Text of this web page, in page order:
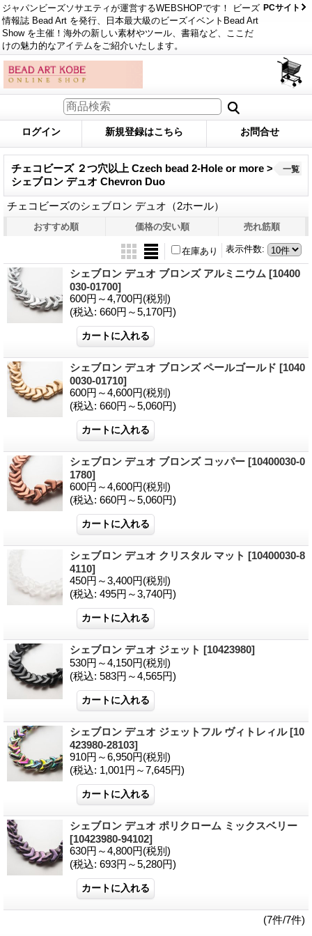
ジャパンビーズソサエティが運営するWEBSHOPです！ ビーズ
情報誌 Bead Art を発行、日本最大級のビーズイベントBead Art
Show を主催！海外の新しい素材やツール、書籍など、ここだ
けの魅力的なアイテムをご紹介いたします。
PCサイト
ログイン 新規登録はこちら お問合せ
チェコビーズ ２つ穴以上 Czech bead 2-Hole or more >
シェブロン デュオ Chevron Duo
チェコビーズのシェブロン デュオ（2ホール）
一覧
おすすめ順 価格の安い順 売れ筋順
表示件数:
在庫あり
シェブロン デュオ ブロンズ アルミニウム [10400
030-01700]
600円～4,700円(税別)
(税込: 660円～5,170円)
シェブロン デュオ ブロンズ ペールゴールド [1040
0030-01710]
600円～4,600円(税別)
(税込: 660円～5,060円)
シェブロン デュオ ブロンズ コッパー [10400030-0
1780]
600円～4,600円(税別)
(税込: 660円～5,060円)
シェブロン デュオ クリスタル マット [10400030-8
4110]
450円～3,400円(税別)
(税込: 495円～3,740円)
シェブロン デュオ ジェット [10423980]
530円～4,150円(税別)
(税込: 583円～4,565円)
シェブロン デュオ ジェットフル ヴィトレィル[10
423980-28103]
910円～6,950円(税別)
(税込: 1,001円～7,645円)
シェブロン デュオ ポリクローム ミックスベリー
[10423980-94102]
630円～4,800円(税別)
(税込: 693円～5,280円)
(7件/7件)